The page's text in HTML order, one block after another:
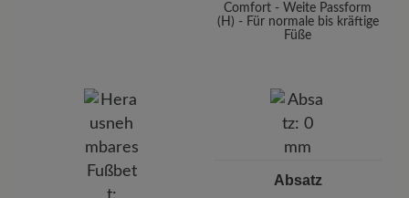
Comfort - Weite Passform
(H) - Für normale bis kräftige
Füße
Absatz